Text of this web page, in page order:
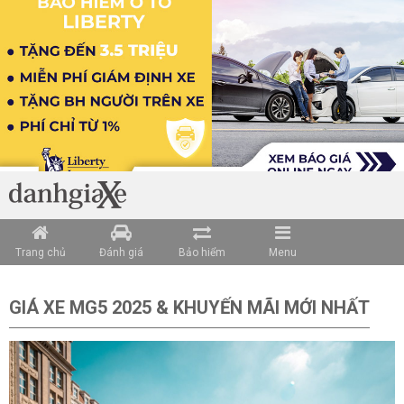
Trang chủ Đánh giá Bảo hiểm Menu
GIÁ XE MG5 2025 & KHUYẾN MÃI MỚI NHẤT